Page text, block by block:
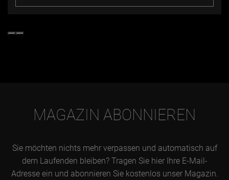
MAGAZIN ABONNIEREN
Sie möchten nichts mehr verpassen und automatisch auf
dem Laufenden bleiben? Tragen Sie hier Ihre E-Mail-
Adresse ein und abonnieren Sie kostenlos unser Magazin.